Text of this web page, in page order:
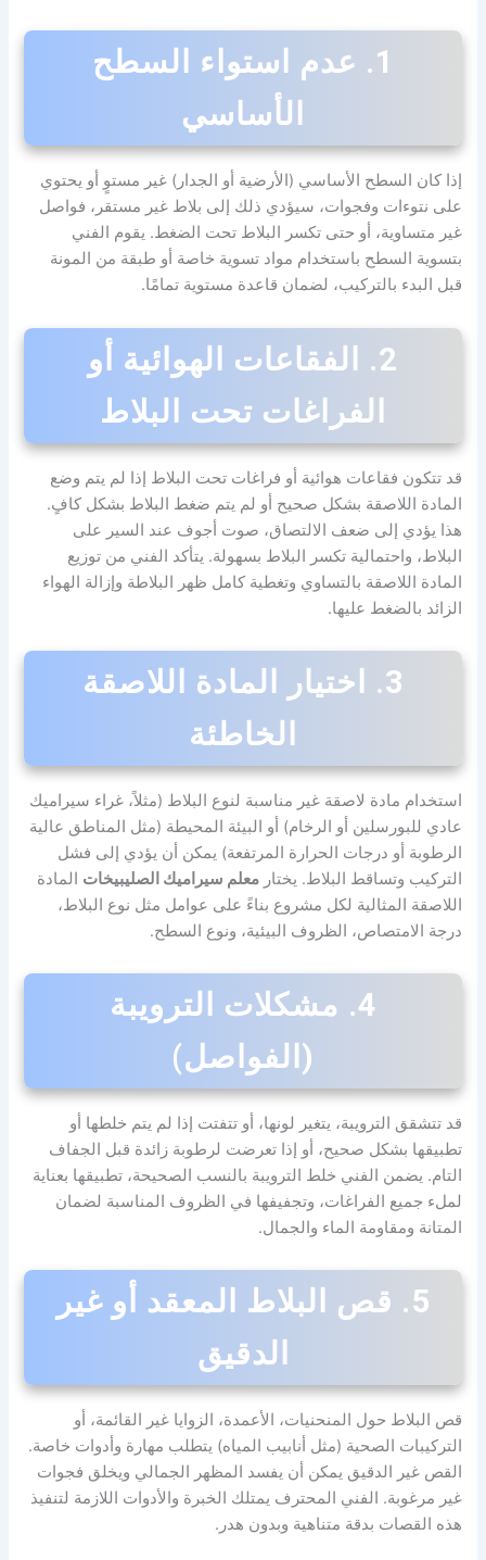
1. عدم استواء السطح
الأساسي
إذا كان السطح الأساسي (الأرضية أو الجدار) غير مستوٍ أو يحتوي
على نتوءات وفجوات، سيؤدي ذلك إلى بلاط غير مستقر، فواصل
غير متساوية، أو حتى تكسر البلاط تحت الضغط. يقوم الفني
بتسوية السطح باستخدام مواد تسوية خاصة أو طبقة من المونة
قبل البدء بالتركيب، لضمان قاعدة مستوية تمامًا.
2. الفقاعات الهوائية أو
الفراغات تحت البلاط
قد تتكون فقاعات هوائية أو فراغات تحت البلاط إذا لم يتم وضع
المادة اللاصقة بشكل صحيح أو لم يتم ضغط البلاط بشكل كافٍ.
هذا يؤدي إلى ضعف الالتصاق، صوت أجوف عند السير على
البلاط، واحتمالية تكسر البلاط بسهولة. يتأكد الفني من توزيع
المادة اللاصقة بالتساوي وتغطية كامل ظهر البلاطة وإزالة الهواء
الزائد بالضغط عليها.
3. اختيار المادة اللاصقة
الخاطئة
استخدام مادة لاصقة غير مناسبة لنوع البلاط (مثلاً، غراء سيراميك
عادي للبورسلين أو الرخام) أو البيئة المحيطة (مثل المناطق عالية
الرطوبة أو درجات الحرارة المرتفعة) يمكن أن يؤدي إلى فشل
التركيب وتساقط البلاط. يختارمعلم سيراميك الصليبيخات المادة
اللاصقة المثالية لكل مشروع بناءً على عوامل مثل نوع البلاط،
درجة الامتصاص، الظروف البيئية، ونوع السطح.
4. مشكلات الترويبة
(الفواصل)
قد تتشقق الترويبة، يتغير لونها، أو تتفتت إذا لم يتم خلطها أو
تطبيقها بشكل صحيح، أو إذا تعرضت لرطوبة زائدة قبل الجفاف
التام. يضمن الفني خلط الترويبة بالنسب الصحيحة، تطبيقها بعناية
لملء جميع الفراغات، وتجفيفها في الظروف المناسبة لضمان
المتانة ومقاومة الماء والجمال.
5. قص البلاط المعقد أو غير
الدقيق
قص البلاط حول المنحنيات، الأعمدة، الزوايا غير القائمة، أو
التركيبات الصحية (مثل أنابيب المياه) يتطلب مهارة وأدوات خاصة.
القص غير الدقيق يمكن أن يفسد المظهر الجمالي ويخلق فجوات
غير مرغوبة. الفني المحترف يمتلك الخبرة والأدوات اللازمة لتنفيذ
هذه القصات بدقة متناهية وبدون هدر.